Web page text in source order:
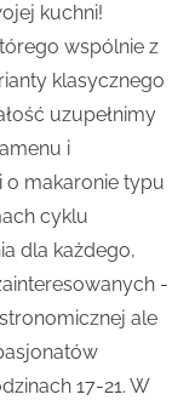
kuchni!
wspólnie z
klasycznego
uzupełnimy
i
makaronie typu
cyklu
dla każdego,
-
ale
17-21. W